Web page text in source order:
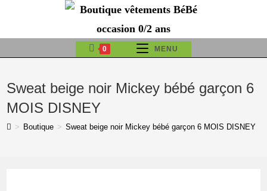
content
0 MENU
Sweat beige noir Mickey bébé garçon 6
MOIS DISNEY
> Boutique > Sweat beige noir Mickey bébé garçon 6 MOIS DISNEY